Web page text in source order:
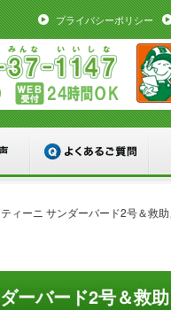
プライバシーポリシー
ィーニ サンダーバード2号＆救
ーバード2号＆救